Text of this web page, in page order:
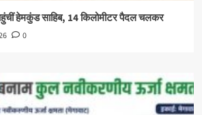
हेमकुंड साहिब, 14 किलोमीटर पैदल चलकर
0